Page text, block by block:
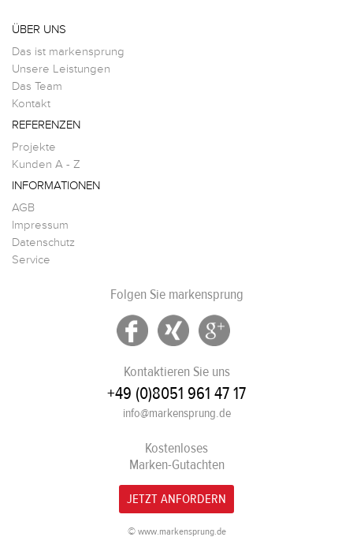
ÜBER UNS
Das ist markensprung
Unsere Leistungen
Das Team
Kontakt
REFERENZEN
Projekte
Kunden A - Z
INFORMATIONEN
AGB
Impressum
Datenschutz
Service
Folgen Sie markensprung
Kontaktieren Sie uns
+49 (0)8051 961 47 17
info@markensprung.de
Kostenloses
Marken-Gutachten
JETZT ANFORDERN
© www.markensprung.de